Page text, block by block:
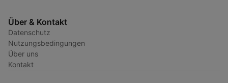
Über & Kontakt
Datenschutz
Nutzungsbedingungen
Über uns
Kontakt